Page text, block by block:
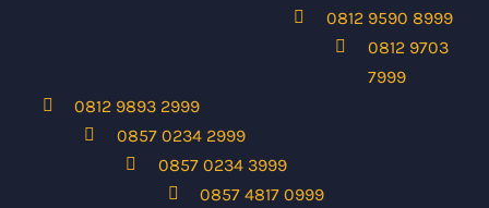
0812 9590 8999
0812 9703
7999
0812 9893 2999
0857 0234 2999
0857 0234 3999
0857 4817 0999